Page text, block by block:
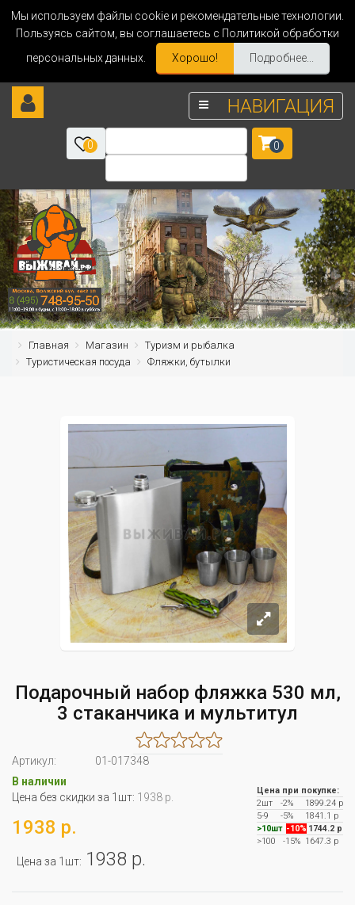
Мы используем файлы cookie и рекомендательные технологии.
Пользуясь сайтом, вы соглашаетесь с Политикой обработки
персональных данных.
Хорошо! Подробнее...
НАВИГАЦИЯ
0 0
Главная Магазин
Туризм и рыбалка
Туристическая посуда
Фляжки, бутылки
Подарочный набор фляжка 530 мл,
3 стаканчика и мультитул
Артикул:
01-017348
В наличии
Цена без скидки за 1шт: 1938 р.
1938 р.
Цена за 1шт: 1938 р.
Цена при покупке:
2шт
-2%
1899.24 р
5-9
-5%
1841.1 р
>10шт -10% 1744.2 р
>100
-15% 1647.3 р